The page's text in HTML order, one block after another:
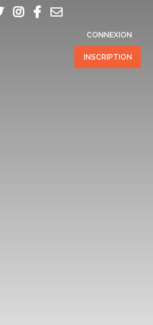
CONNEXION
INSCRIPTION